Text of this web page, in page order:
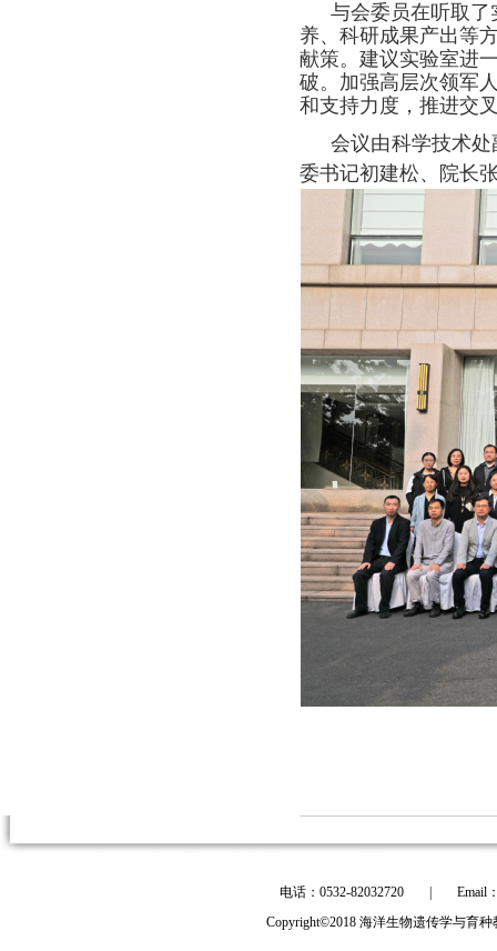
与会委员在听取
养、科研成果产出等
献策。 建议实验室进
破。 加强高层次领军
和支持力度，推进交
会议由科学技术处
委书记初建松、院长
电话：0532-82032720
Email
Copyright©2018 海洋生物遗传学与育种